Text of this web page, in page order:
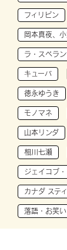
フィリピン
岡本真夜、
ラ・スペラ
キューバ
徳永ゆうき
モノマネ
山本リンダ
相川七瀬
ジェイコブ
カナダ ステ
落語・お笑い